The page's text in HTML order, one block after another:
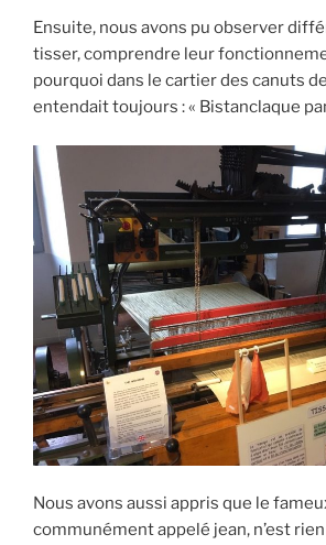
Ensuite, nous avons pu observer
tisser, comprendre leur
pourquoi dans le cartier des canuts
entendait toujours : « Bistanclaque
Nous avons aussi appris que le
communément appelé jean, n’est rien